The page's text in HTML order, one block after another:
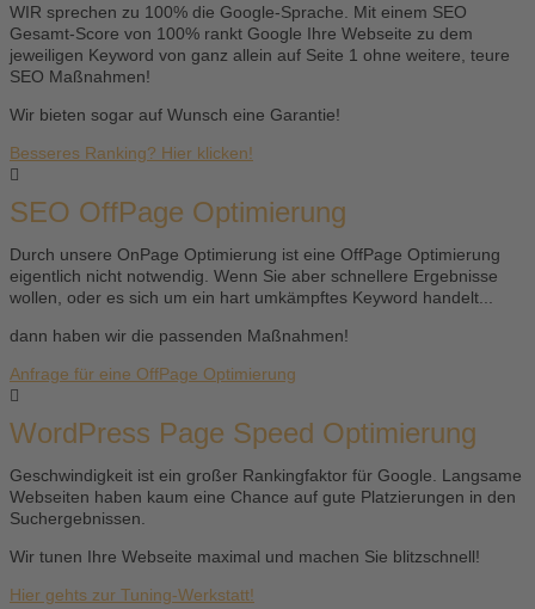
WIR sprechen zu 100% die Google-Sprache. Mit einem SEO
Gesamt-Score von 100% rankt Google Ihre Webseite zu dem
jeweiligen Keyword von ganz allein auf Seite 1 ohne weitere, teure
SEO Maßnahmen!
Wir bieten sogar auf Wunsch eine Garantie!
Besseres Ranking? Hier klicken!
SEO OffPage Optimierung
Durch unsere OnPage Optimierung ist eine OffPage Optimierung
eigentlich nicht notwendig. Wenn Sie aber schnellere Ergebnisse
wollen, oder es sich um ein hart umkämpftes Keyword handelt...
dann haben wir die passenden Maßnahmen!
Anfrage für eine OffPage Optimierung
WordPress Page Speed Optimierung
Geschwindigkeit ist ein großer Rankingfaktor für Google. Langsame
Webseiten haben kaum eine Chance auf gute Platzierungen in den
Suchergebnissen.
Wir tunen Ihre Webseite maximal und machen Sie blitzschnell!
Hier gehts zur Tuning-Werkstatt!